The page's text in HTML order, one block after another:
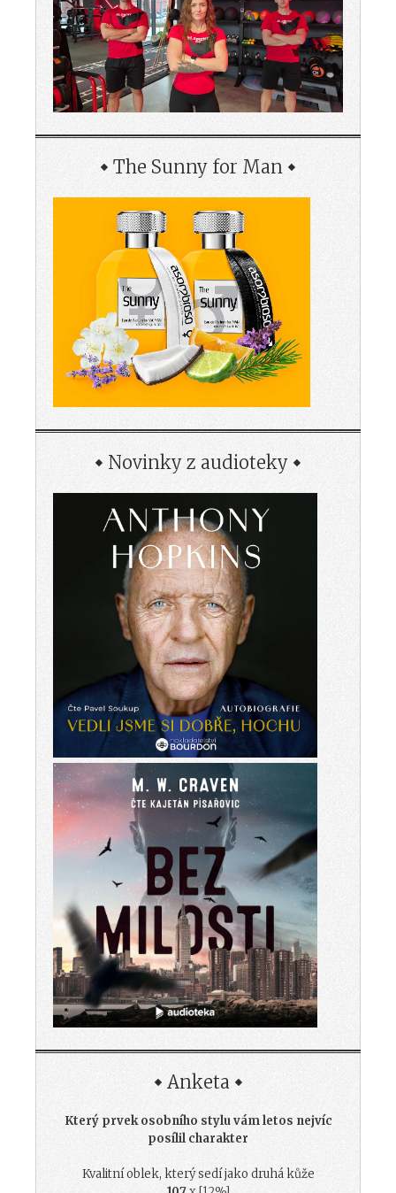
The Sunny for Man
Novinky z audioteky
Anketa
Který prvek osobního stylu vám letos nejvíc
posílil charakter
Kvalitní oblek, který sedí jako druhá kůže